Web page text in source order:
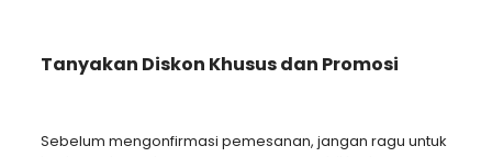
Tanyakan Diskon Khusus dan Promosi
Sebelum mengonfirmasi pemesanan, jangan ragu untuk